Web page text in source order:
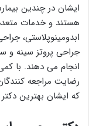
ایشان در چندین
هستند و خدمات
ابدومینوپلاستی،
جراحی پروتز سینه و
انجام می دهند. با کمی
رضایت مراجعه
که ایشان بهترین